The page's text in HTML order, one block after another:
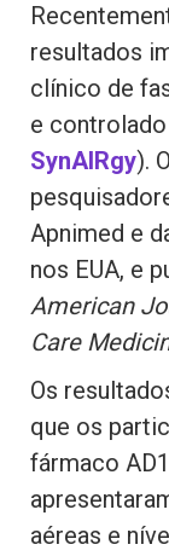
resultados
clínico de
e
SynAIRgy).
Apnimed e
nos EUA, e
American
Care
Os
que os
fármaco
aéreas e